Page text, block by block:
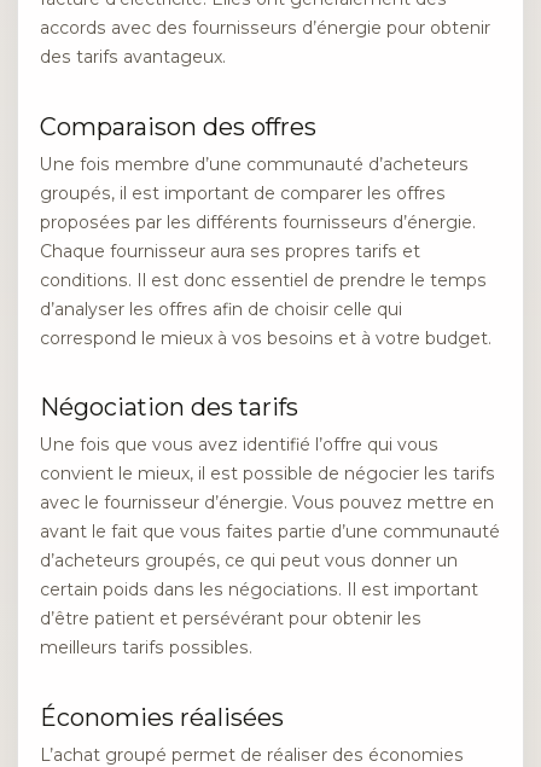
accords avec des fournisseurs d’énergie pour obtenir
des tarifs avantageux.
Comparaison des offres
Une fois membre d’une communauté d’acheteurs
groupés, il est important de comparer les offres
proposées par les différents fournisseurs d’énergie.
Chaque fournisseur aura ses propres tarifs et
conditions. Il est donc essentiel de prendre le temps
d’analyser les offres afin de choisir celle qui
correspond le mieux à vos besoins et à votre budget.
Négociation des tarifs
Une fois que vous avez identifié l’offre qui vous
convient le mieux, il est possible de négocier les tarifs
avec le fournisseur d’énergie. Vous pouvez mettre en
avant le fait que vous faites partie d’une communauté
d’acheteurs groupés, ce qui peut vous donner un
certain poids dans les négociations. Il est important
d’être patient et persévérant pour obtenir les
meilleurs tarifs possibles.
Économies réalisées
L’achat groupé permet de réaliser des économies